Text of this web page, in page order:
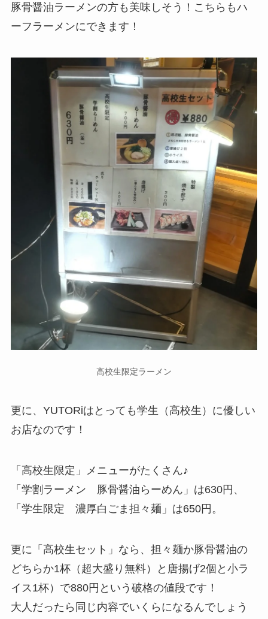
豚骨醤油ラーメンの方も美味しそう！こちらもハ
ーフラーメンにできます！
高校生限定ラーメン
更に、YUTORiはとっても学生（高校生）に優しい
お店なのです！
「高校生限定」メニューがたくさん♪
「学割ラーメン 豚骨醤油らーめん」は630円、
「学生限定 濃厚白ごま担々麺」は650円。
更に「高校生セット」なら、担々麺か豚骨醤油の
どちらか1杯（超大盛り無料）と唐揚げ2個と小ラ
イス1杯）で880円という破格の値段です！
大人だったら同じ内容でいくらになるんでしょう